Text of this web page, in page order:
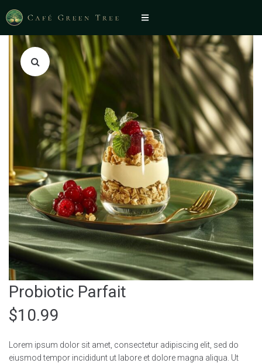
Probiotic Parfait
$10.99
Lorem ipsum dolor sit amet, consectetur adipiscing elit, sed do
eiusmod tempor incididunt ut labore et dolore magna aliqua. Ut